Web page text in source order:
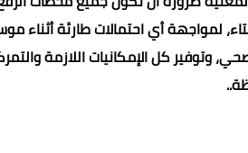
لمواجهة أي احتمالات طارئة أثناء
وتوفير كل الإمكانيات اللازمة